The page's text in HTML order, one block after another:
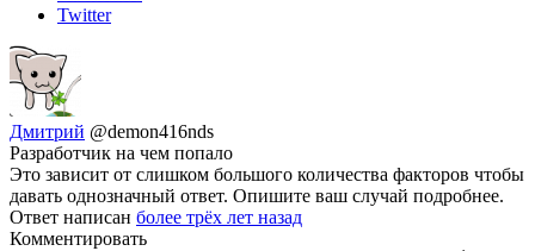
Twitter
Дмитрий @demon416nds
Разработчик на чем попало
Это зависит от слишком большого количества факторов чтобы
давать однозначный ответ. Опишите ваш случай подробнее.
Ответ написан более трёх лет назад
Комментировать